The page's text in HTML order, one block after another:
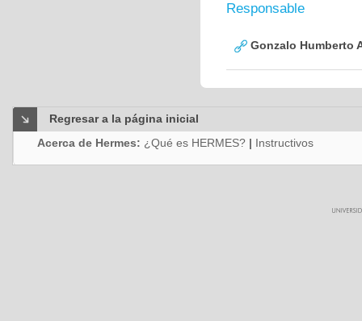
Responsable
Gonzalo Humberto
Regresar a la página inicial
Acerca de Hermes: ¿Qué es HERMES? | Instructivos